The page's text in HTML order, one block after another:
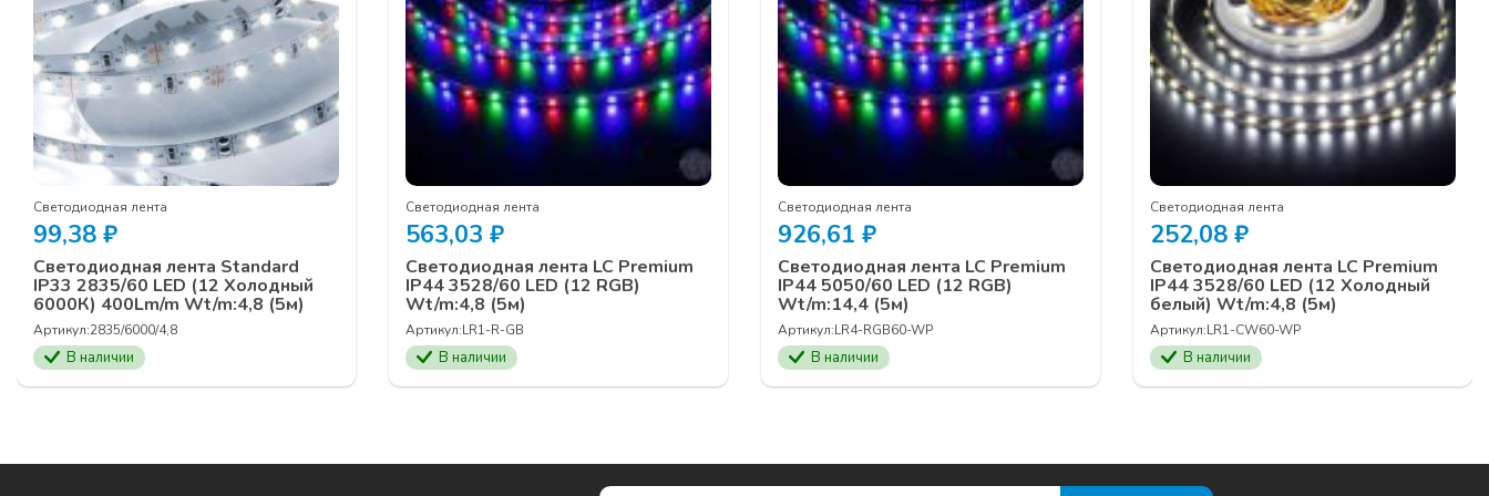
Светодиодная лента
99,38 ₽
Светодиодная лента Standard
IP33 2835/60 LED (12 Холодный
6000К) 400Lm/m Wt/m:4,8 (5м)
Артикул:2835/6000/4,8
В наличии
Светодиодная лента
563,03 ₽
Светодиодная лента LC Premium
IP44 3528/60 LED (12 RGB)
Wt/m:4,8 (5м)
Артикул:LR1-R-GB
В наличии
Светодиодная лента
926,61 ₽
Светодиодная лента LC Premium
IP44 5050/60 LED (12 RGB)
Wt/m:14,4 (5м)
Артикул:LR4-RGB60-WP
В наличии
Светодиодная лента
252,08 ₽
Светодиодная лента LC Premium
IP44 3528/60 LED (12 Холодный
белый) Wt/m:4,8 (5м)
Артикул:LR1-CW60-WP
В наличии